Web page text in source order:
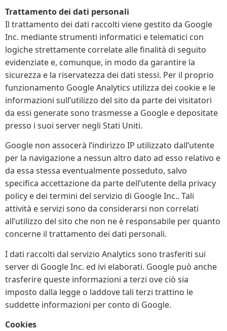
Trattamento dei dati personali
Il trattamento dei dati raccolti viene gestito da Google
Inc. mediante strumenti informatici e telematici con
logiche strettamente correlate alle finalità di seguito
evidenziate e, comunque, in modo da garantire la
sicurezza e la riservatezza dei dati stessi. Per il proprio
funzionamento Google Analytics utilizza dei cookie e le
informazioni sull’utilizzo del sito da parte dei visitatori
da essi generate sono trasmesse a Google e depositate
presso i suoi server negli Stati Uniti.
Google non assocerà l’indirizzo IP utilizzato dall’utente
per la navigazione a nessun altro dato ad esso relativo e
da essa stessa eventualmente posseduto, salvo
specifica accettazione da parte dell’utente della privacy
policy e dei termini del servizio di Google Inc.. Tali
attività e servizi sono da considerarsi non correlati
all’utilizzo del sito che non ne è responsabile per quanto
concerne il trattamento dei dati personali.
I dati raccolti dal servizio Analytics sono trasferiti sui
server di Google Inc. ed ivi elaborati. Google può anche
trasferire queste informazioni a terzi ove ciò sia
imposto dalla legge o laddove tali terzi trattino le
suddette informazioni per conto di Google.
Cookies